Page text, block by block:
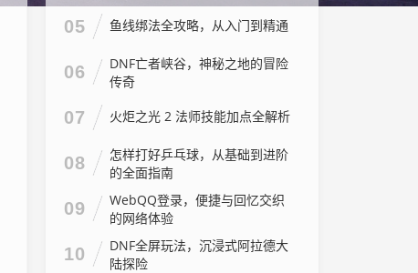
05 鱼线绑法全攻略，从入门到精通
06
DNF亡者峡谷，神秘之地的冒险
传奇
07 火炬之光 2 法师技能加点全解析
08
怎样打好乒乓球，从基础到进阶
的全面指南
09
WebQQ登录，便捷与回忆交织
的网络体验
10
DNF全屏玩法，沉浸式阿拉德大
陆探险